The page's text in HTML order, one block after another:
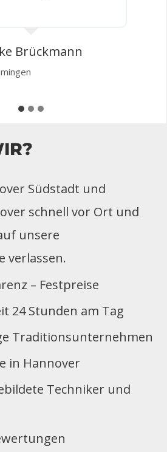
Brückmann
Südstadt und
schnell vor Ort und
unsere
verlassen.
– Festpreise
24 Stunden am Tag
Traditionsunternehmen
in Hannover
Techniker und